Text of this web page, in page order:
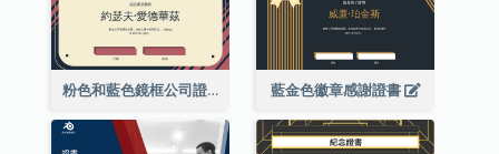
粉色和藍色鏡框公司證書 藍金色徽章感謝證書